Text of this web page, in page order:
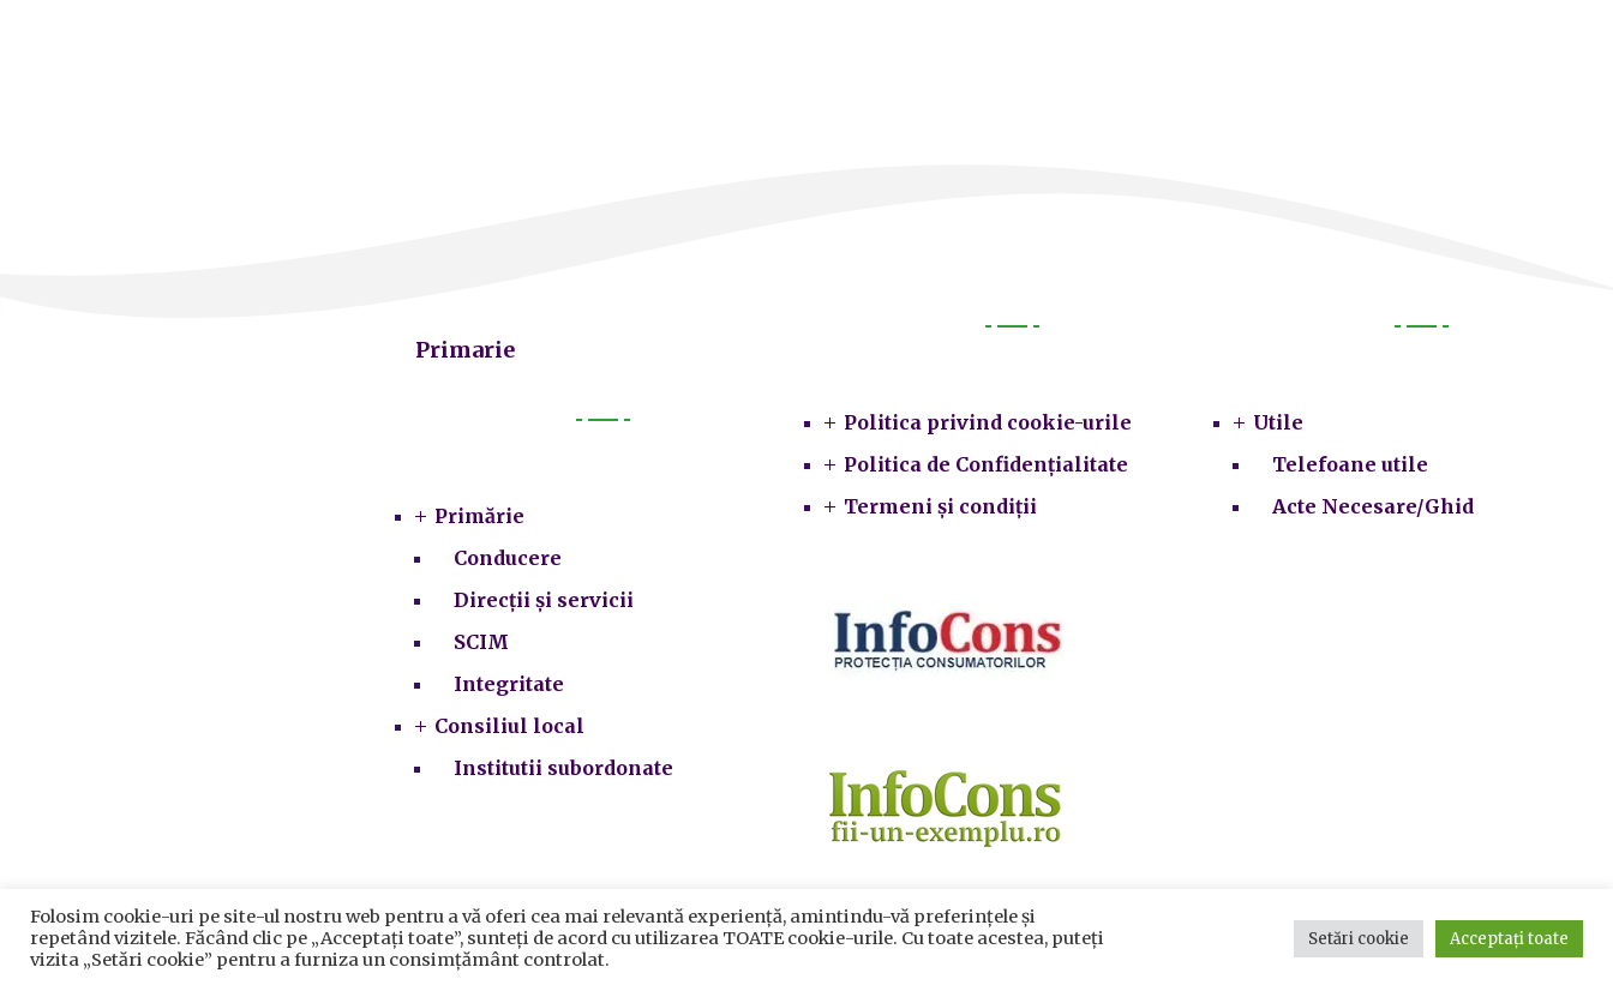
Primarie
Primărie
Conducere
Direcții și servicii
SCIM
Integritate
Consiliul local
Institutii subordonate
Politica privind cookie-urile
Politica de Confidențialitate
Termeni și condiții
Utile
Telefoane utile
Acte Necesare/Ghid
Folosim cookie-uri pe site-ul nostru web pentru a vă oferi cea mai relevantă experiență, amintindu-vă preferințele și
repetând vizitele. Făcând clic pe „Acceptați toate”, sunteți de acord cu utilizarea TOATE cookie-urile. Cu toate acestea, puteți
vizita „Setări cookie” pentru a furniza un consimțământ controlat.
Setări cookie Acceptați toate